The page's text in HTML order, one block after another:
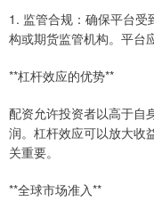
1. 监管合规：确保平台
构或期货监管机构。平台
**杠杆效应的优势**
配资允许投资者以高于自
润。杠杆效应可以放大收
关重要。
**全球市场准入**